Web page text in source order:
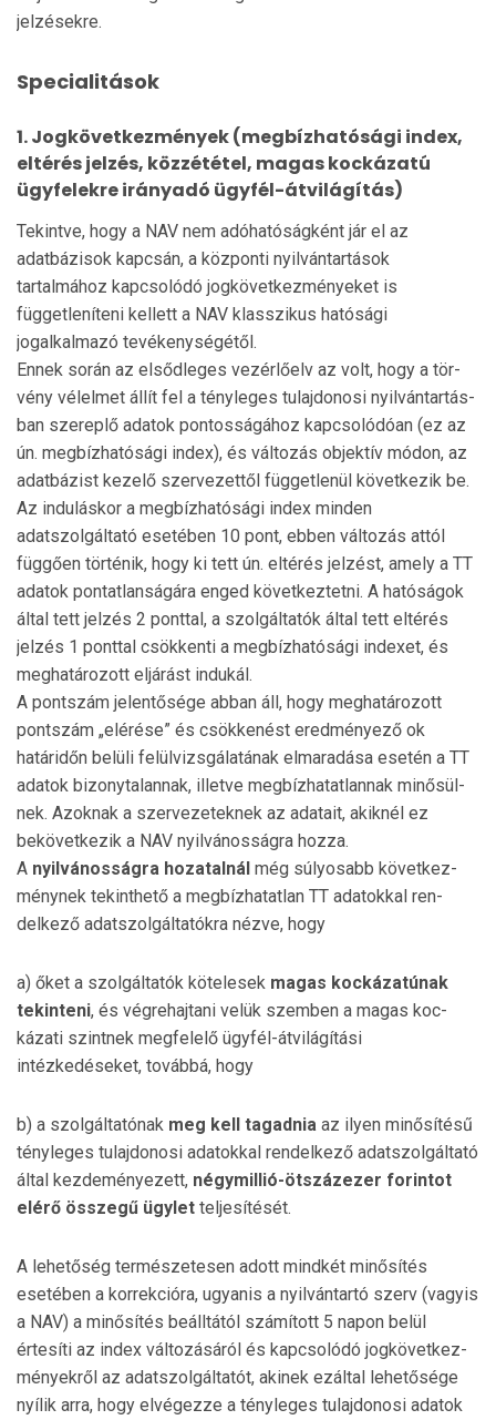
jelzésekre.
Specialitások
1. Jogkövetk​ezmények (megbízhatósági index,
eltérés jelzés, közzététel, magas kockázatú
ügyfelekre irányadó ügyfél-átvilágítás)
Tekintve, hogy a NAV nem adóhatóságként jár el az
adatbázisok kapcsán, a központi nyilvántartások
tartalmához kapcsolódó jogkövetkezményeket is
függetleníteni kellett a NAV klasszikus hatósági
jogalkalmazó tevékenységétől.
Ennek során az elsődleges vezérlőelv az volt, hogy a tör­
vény vélelmet állít fel a tényleges tulajdonosi nyilvántar­tás­
ban szereplő adatok pontosságához kapcsolódóan (ez az
ún. megbízhatósági index), és változás objektív mó­don, az
adatbázist kezelő szervezettől függetlenül követ­ke­zik be.
Az induláskor a megbízhatósági index minden
adatszolgáltató esetében 10 pont, ebben változás attól
függően történik, hogy ki tett ún. eltérés jelzést, amely a TT
adatok pontatlanságára enged következtetni. A hatóságok
által tett jelzés 2 ponttal, a szolgáltatók által tett eltérés
jelzés 1 ponttal csökkenti a megbízhatósági indexet, és
meg­hatá­rozott eljárást indukál.
A pontszám jelentősége abban áll, hogy meghatározott
pontszám „elérése” és csökkenést eredményező ok
határidőn belüli felülvizsgálatának elmaradása esetén a TT
adatok bizonytalannak, illetve megbízhatatlannak minősül­
nek. Azoknak a szervezeteknek az adatait, akiknél ez
bekövetkezik a NAV nyilvánosságra hozza.
A nyilvánosságra hozatalnál még súlyosabb követ­kez­
ménynek tekinthető a megbízhatatlan TT adatokkal ren­
delkező adatszolgáltatókra nézve, hogy
a) őket a szolgáltatók kötelesek magas kockázatúnak
tekinteni, és végrehajtani velük szemben a magas koc­
kázati szintnek megfelelő ügyfél-átvilágítási
intézkedéseket, továbbá, hogy
b) a szolgáltatónak meg kell tagadnia az ilyen minő­sítésű
tényleges tulajdonosi adatokkal rendelkező adat­szolgáltató
által kezdeményezett, négymillió-öt­százezer forintot
elérő összegű ügylet teljesítését.
A lehetőség természetesen adott mindkét minő­sítés
esetében a korrekcióra, ugyanis a nyilvántartó szerv (vagyis
a NAV) a minősítés beálltától számított 5 napon belül
értesíti az index változásáról és kap­csolódó jogkö­vet­kez­
ményekről az adatszolgáltatót, akinek ezáltal lehe­tősége
nyílik ar­ra, hogy elvégezze a tényleges tulaj­do­nosi adatok